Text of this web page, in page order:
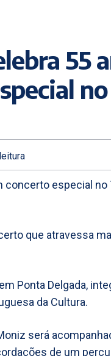
55
concerto especial no
que atravessa
Ponta Delgada,
da Cultura.
será
de um